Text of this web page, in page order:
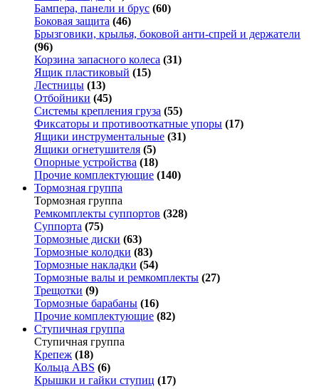
Бампера, панели и брус (60)
Боковая защита (46)
Брызговики, крылья, боковой анти-спрей и держатели
(96)
Корзина запасного колеса (31)
Ящик пластиковый (15)
Лестницы (13)
Отбойники (45)
Системы крепления груза (55)
Фиксаторы и противооткатные упоры (17)
Ящики инструментальные (31)
Ящики огнетушителя (5)
Опорные устройства (18)
Прочие комплектующие (140)
Тормозная группа
Тормозная группа
Ремкомплекты суппортов (328)
Суппорта (75)
Тормозные диски (63)
Тормозные колодки (83)
Тормозные накладки (54)
Тормозные валы и ремкомплекты (27)
Трещотки (9)
Тормозные барабаны (16)
Прочие комплектующие (82)
Ступичная группа
Ступичная группа
Крепеж (18)
Кольца ABS (6)
Крышки и гайки ступиц (17)